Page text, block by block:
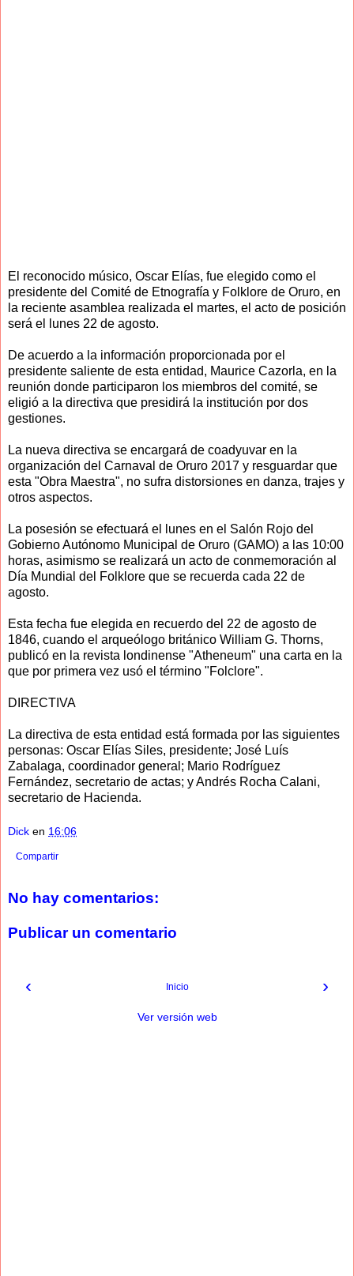
El reconocido músico, Oscar Elías, fue elegido como el
presidente del Comité de Etnografía y Folklore de Oruro, en
la reciente asamblea realizada el martes, el acto de posición
será el lunes 22 de agosto.
De acuerdo a la información proporcionada por el
presidente saliente de esta entidad, Maurice Cazorla, en la
reunión donde participaron los miembros del comité, se
eligió a la directiva que presidirá la institución por dos
gestiones.
La nueva directiva se encargará de coadyuvar en la
organización del Carnaval de Oruro 2017 y resguardar que
esta "Obra Maestra", no sufra distorsiones en danza, trajes y
otros aspectos.
La posesión se efectuará el lunes en el Salón Rojo del
Gobierno Autónomo Municipal de Oruro (GAMO) a las 10:00
horas, asimismo se realizará un acto de conmemoración al
Día Mundial del Folklore que se recuerda cada 22 de
agosto.
Esta fecha fue elegida en recuerdo del 22 de agosto de
1846, cuando el arqueólogo británico William G. Thorns,
publicó en la revista londinense "Atheneum" una carta en la
que por primera vez usó el término "Folclore".
DIRECTIVA
La directiva de esta entidad está formada por las siguientes
personas: Oscar Elías Siles, presidente; José Luís
Zabalaga, coordinador general; Mario Rodríguez
Fernández, secretario de actas; y Andrés Rocha Calani,
secretario de Hacienda.
Dick en 16:06
Compartir
No hay comentarios:
Publicar un comentario
‹ ›
Inicio
Ver versión web